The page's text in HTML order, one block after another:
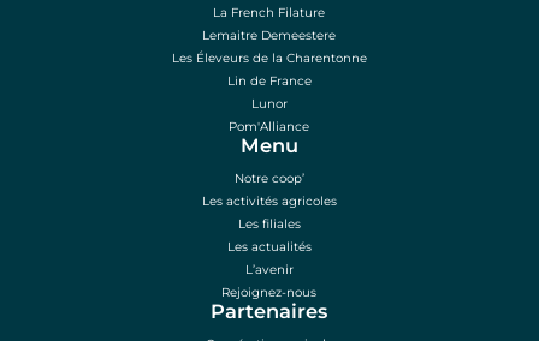
La French Filature
Lemaitre Demeestere
Les Éleveurs de la Charentonne
Lin de France
Lunor
Pom'Alliance
Menu
Notre coop’
Les activités agricoles
Les filiales
Les actualités
L’avenir
Rejoignez-nous
Partenaires